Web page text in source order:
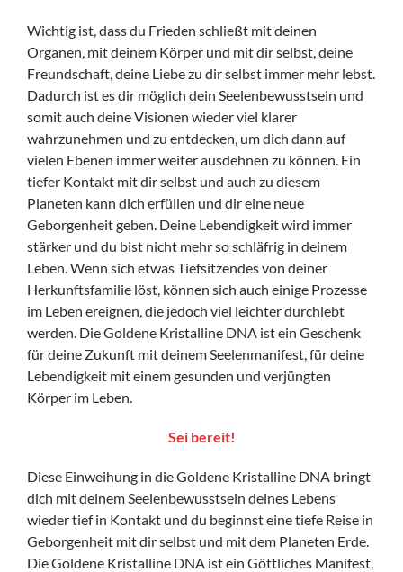
Wichtig ist, dass du Frieden schließt mit deinen
Organen, mit deinem Körper und mit dir selbst, deine
Freundschaft, deine Liebe zu dir selbst immer mehr lebst.
Dadurch ist es dir möglich dein Seelenbewusstsein und
somit auch deine Visionen wieder viel klarer
wahrzunehmen und zu entdecken, um dich dann auf
vielen Ebenen immer weiter ausdehnen zu können. Ein
tiefer Kontakt mit dir selbst und auch zu diesem
Planeten kann dich erfüllen und dir eine neue
Geborgenheit geben. Deine Lebendigkeit wird immer
stärker und du bist nicht mehr so schläfrig in deinem
Leben. Wenn sich etwas Tiefsitzendes von deiner
Herkunftsfamilie löst, können sich auch einige Prozesse
im Leben ereignen, die jedoch viel leichter durchlebt
werden. Die Goldene Kristalline DNA ist ein Geschenk
für deine Zukunft mit deinem Seelenmanifest, für deine
Lebendigkeit mit einem gesunden und verjüngten
Körper im Leben.
Sei bereit!
Diese Einweihung in die Goldene Kristalline DNA bringt
dich mit deinem Seelenbewusstsein deines Lebens
wieder tief in Kontakt und du beginnst eine tiefe Reise in
Geborgenheit mit dir selbst und mit dem Planeten Erde.
Die Goldene Kristalline DNA ist ein Göttliches Manifest,